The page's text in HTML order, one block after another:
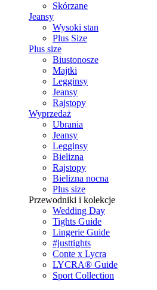
Skórzane
Jeansy
Wysoki stan
Plus Size
Plus size
Biustonosze
Majtki
Legginsy
Jeansy
Rajstopy
Wyprzedaż
Ubrania
Jeansy
Legginsy
Bielizna
Rajstopy
Bielizna nocna
Plus size
Przewodniki i kolekcje
Wedding Day
Tights Guide
Lingerie Guide
#justtights
Conte x Lycra
LYCRA® Guide
Sport Сollection